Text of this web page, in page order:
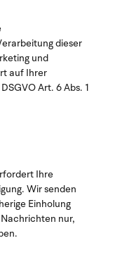
dieser
und
auf Ihrer
Art. 6 Abs. 1
Ihre
Wir senden
Einholung
nur,